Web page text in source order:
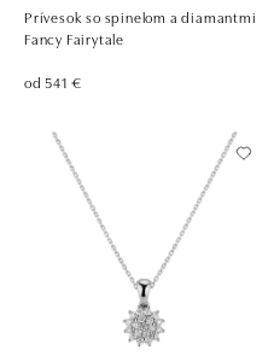
Prívesok so spinelom a diamantmi
Fancy Fairytale
od 541 €